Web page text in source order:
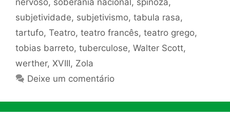
subjetividade, subjetivismo, tabula rasa,
tartufo, Teatro, teatro francês, teatro grego,
tobias barreto, tuberculose, Walter Scott,
werther, XVIII, Zola
Deixe um comentário